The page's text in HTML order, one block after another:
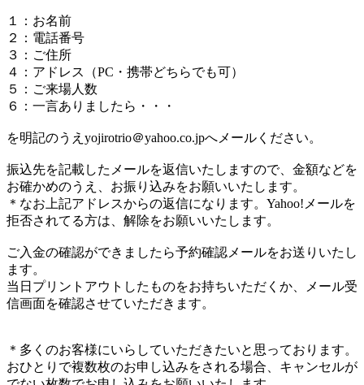
１：お名前
２：電話番号
３：ご住所
４：アドレス（PC・携帯どちらでも可）
５：ご来場人数
６：一言ありましたら・・・
を明記のうえyojirotrio＠yahoo.co.jpへメールください。
振込先を記載したメールを返信いたしますので、金額などを
お確かめのうえ、お振り込みをお願いいたします。
＊なお上記アドレスからの返信になります。Yahoo!メールを
拒否されてる方は、解除をお願いいたします。
ご入金の確認ができましたら予約確認メールをお送りいたし
ます。
当日プリントアウトしたものをお持ちいただくか、メール受
信画面を確認させていただきます。
＊多くのお客様にいらしていただきたいと思っております。
おひとりで複数枚のお申し込みをされる場合、キャンセルが